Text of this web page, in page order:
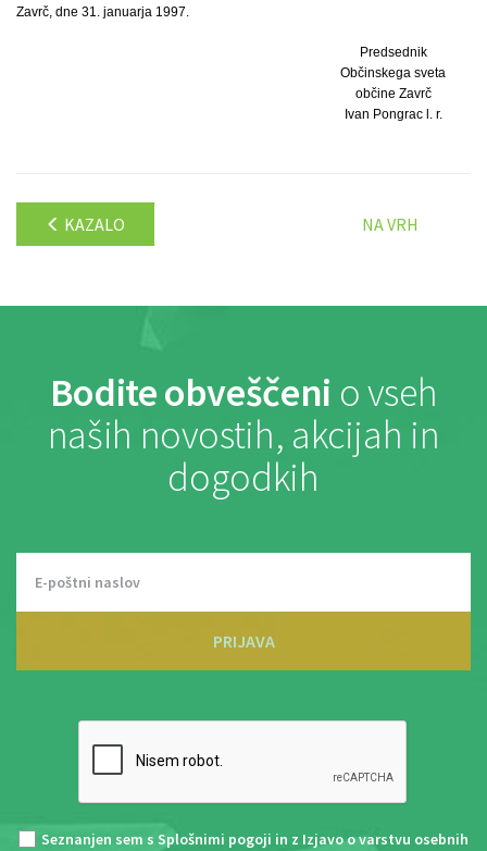
Zavrč, dne 31. januarja 1997.
Predsednik
Občinskega sveta
občine Zavrč
Ivan Pongrac l. r.
KAZALO NA VRH
Bodite obveščeni o vseh
naših novostih, akcijah in
dogodkih
PRIJAVA
Seznanjen sem s Splošnimi pogoji in z Izjavo o varstvu osebnih